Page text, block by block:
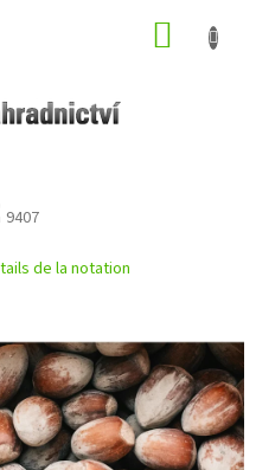
9407
de la notation